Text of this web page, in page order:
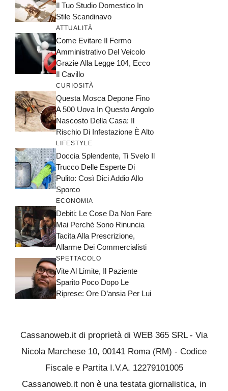
Il Tuo Studio Domestico In
Stile Scandinavo
ATTUALITÀ
Come Evitare Il Fermo
Amministrativo Del Veicolo
Grazie Alla Legge 104, Ecco
Il Cavillo
CURIOSITÀ
Questa Mosca Depone Fino
A 500 Uova In Questo Angolo
Nascosto Della Casa: Il
Rischio Di Infestazione È Alto
LIFESTYLE
Doccia Splendente, Ti Svelo Il
Trucco Delle Esperte Di
Pulito: Così Dici Addio Allo
Sporco
ECONOMIA
Debiti: Le Cose Da Non Fare
Mai Perché Sono Rinuncia
Tacita Alla Prescrizione,
Allarme Dei Commercialisti
SPETTACOLO
Vite Al Limite, Il Paziente
Sparito Poco Dopo Le
Riprese: Ore D’ansia Per Lui
Cassanoweb.it di proprietà di WEB 365 SRL - Via
Nicola Marchese 10, 00141 Roma (RM) - Codice
Fiscale e Partita I.V.A. 12279101005
Cassanoweb.it non è una testata giornalistica, in